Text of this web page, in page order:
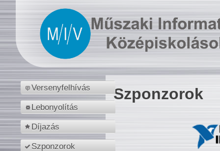
Versenyfelhívás
Lebonyolítás
Díjazás
Szponzorok
Szponzorok